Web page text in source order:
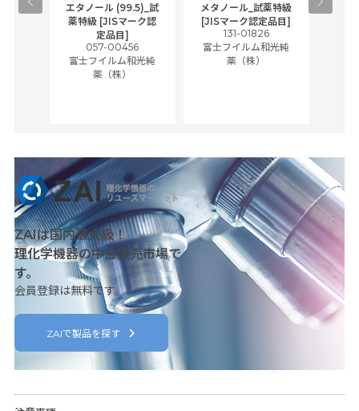
エタノール (99.5)_試
薬特級 [JISマーク認
定品目]
057-00456
富士フイルム和光純
薬（株）
メタノール_試薬特級
[JISマーク認定品目]
131-01826
富士フイルム和光純
薬（株）
ZAIは国内最大級！
理化学機器の中古販売市場で
す。
会員登録は無料です。
ZAIで製品を探す